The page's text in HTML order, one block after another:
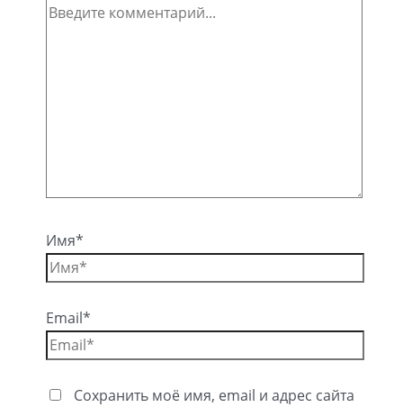
Имя*
Email*
Сохранить моё имя, email и адрес сайта